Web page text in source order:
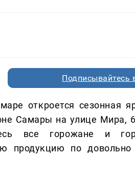
Подписывайтесь
откроется сезонная
Самары на улице Мира,
все горожане и
продукцию по